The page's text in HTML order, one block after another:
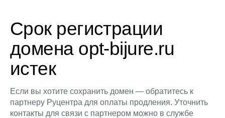
Срок регистрации
домена opt-bijure.ru
истек
Если вы хотите сохранить домен — обратитесь к
партнеру Руцентра для оплаты продления. Уточнить
контакты для связи с партнером можно в службе